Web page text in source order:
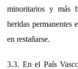
minoritarios y más
heridas permanentes
en restañarse.
3.3. En el País